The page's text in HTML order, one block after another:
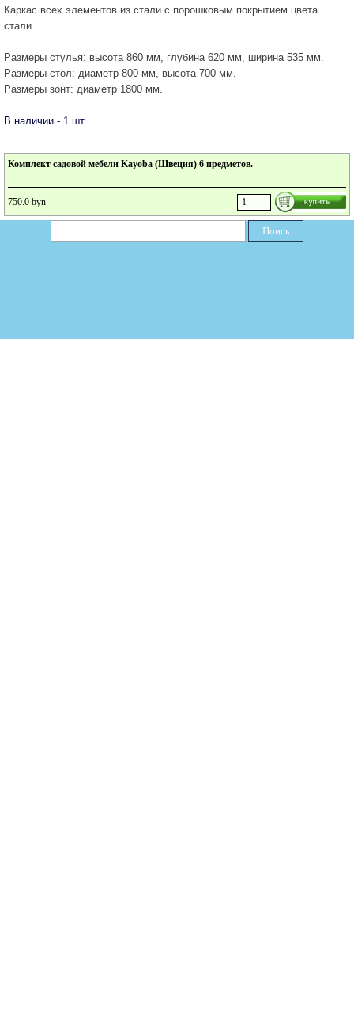
Каркас всех элементов из стали с порошковым покрытием цвета
стали.
Размеры стулья: высота 860 мм, глубина 620 мм, ширина 535 мм.
Размеры стол: диаметр 800 мм, высота 700 мм.
Размеры зонт: диаметр 1800 мм.
В наличии - 1 шт.
Комплект садовой мебели Kayoba (Швеция) 6 предметов.
750.0 byn
Поиск